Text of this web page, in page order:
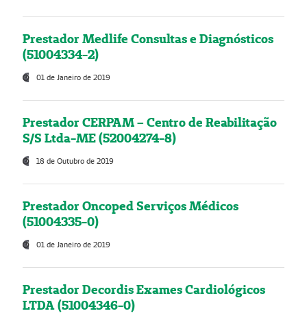
Prestador Medlife Consultas e Diagnósticos
(51004334-2)
01 de Janeiro de 2019
Prestador CERPAM – Centro de Reabilitação
S/S Ltda-ME (52004274-8)
18 de Outubro de 2019
Prestador Oncoped Serviços Médicos
(51004335-0)
01 de Janeiro de 2019
Prestador Decordis Exames Cardiológicos
LTDA (51004346-0)